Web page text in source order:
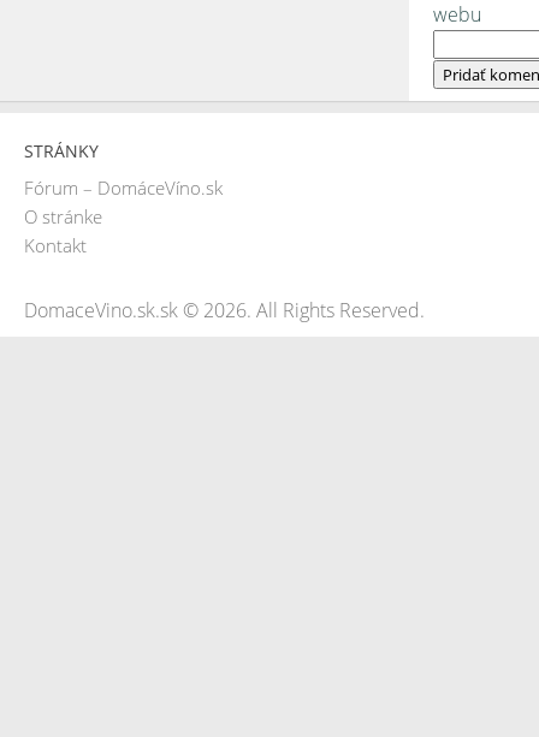
webu
STRÁNKY
Fórum – DomáceVíno.sk
O stránke
Kontakt
DomaceVino.sk.sk © 2026. All Rights Reserved.